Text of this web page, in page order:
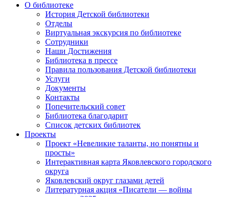
О библиотеке
История Детской библиотеки
Отделы
Виртуальная экскурсия по библиотеке
Сотрудники
Наши Достижения
Библиотека в прессе
Правила пользования Детской библиотеки
Услуги
Документы
Контакты
Попечительский совет
Библиотека благодарит
Список детских библиотек
Проекты
Проект «Невеликие таланты, но понятны и
просты»
Интерактивная карта Яковлевского городского
округа
Яковлевский округ глазами детей
Литературная акция «Писатели — войны